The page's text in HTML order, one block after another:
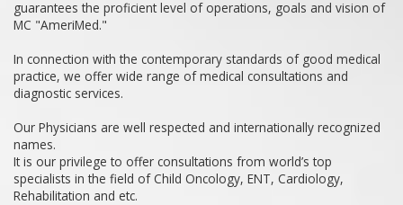
guarantees the proficient level of operations, goals and vision of
MC "AmeriMed."
In connection with the contemporary standards of good medical
practice, we offer wide range of medical consultations and
diagnostic services.
Our Physicians are well respected and internationally recognized
names.
It is our privilege to offer consultations from world’s top
specialists in the field of Child Oncology, ENT, Cardiology,
Rehabilitation and etc.